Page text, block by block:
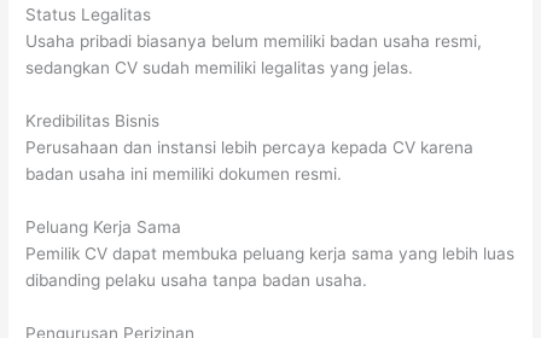
Status Legalitas
Usaha pribadi biasanya belum memiliki badan usaha resmi,
sedangkan CV sudah memiliki legalitas yang jelas.
Kredibilitas Bisnis
Perusahaan dan instansi lebih percaya kepada CV karena
badan usaha ini memiliki dokumen resmi.
Peluang Kerja Sama
Pemilik CV dapat membuka peluang kerja sama yang lebih luas
dibanding pelaku usaha tanpa badan usaha.
Pengurusan Perizinan